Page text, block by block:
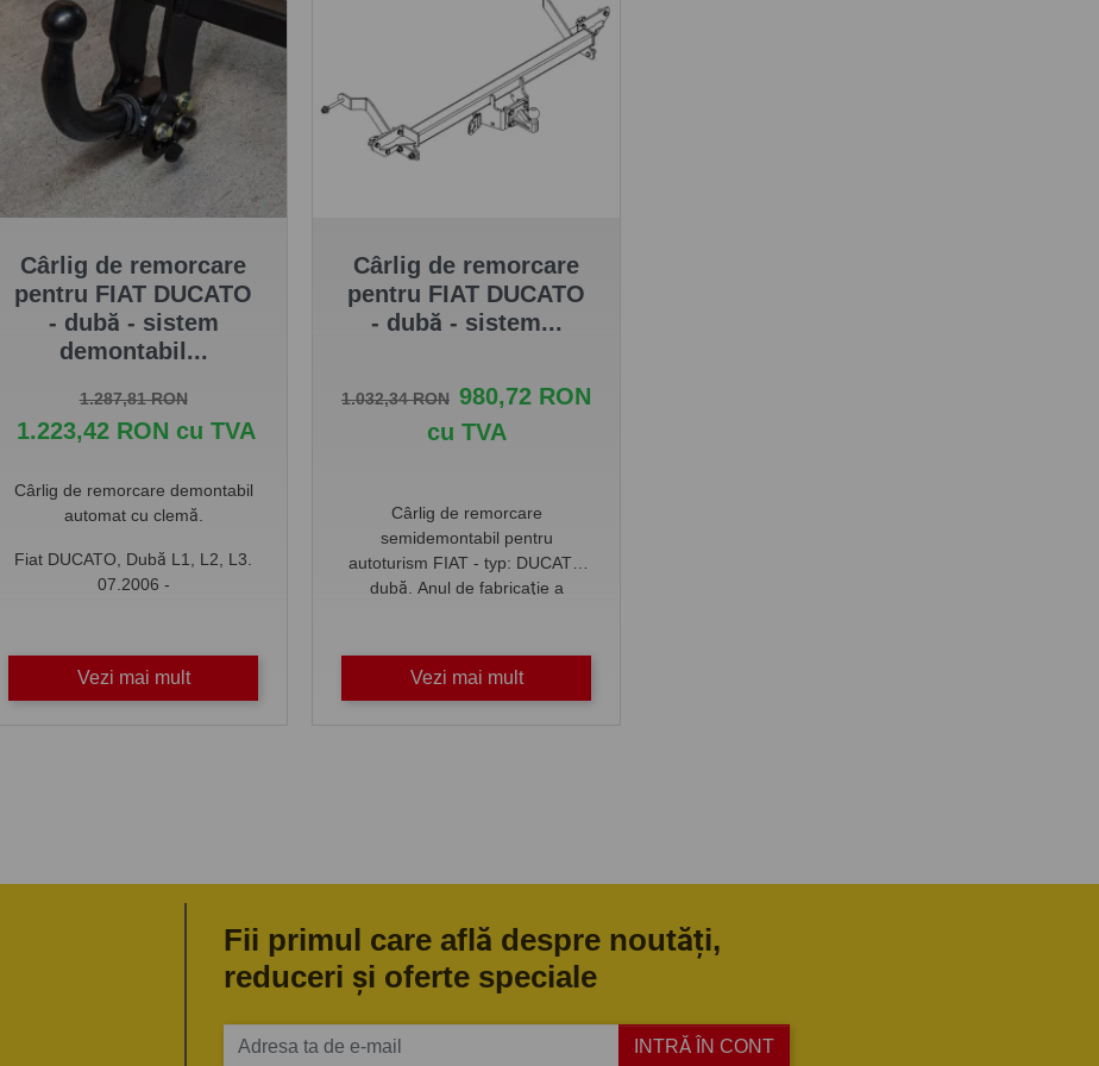
Cârlig de remorcare
pentru FIAT DUCATO
- dubă - sistem
demontabil...
Pret de baza
1.287,81 RONPret
1.223,42 RON cu TVA
Cârlig de remorcare demontabil
automat cu clemă.
Fiat DUCATO, Dubă L1, L2, L3.
07.2006 -
Vezi mai mult
Cârlig de remorcare
pentru FIAT DUCATO
- dubă - sistem...
Pret de baza
1.032,34 RON Pret
980,72 RON
cu TVA
Cârlig de remorcare
semidemontabil pentru
autoturism FIAT - typ: DUCATO
dubă. Anul de fabricaţie a
Vezi mai mult
Fii primul care află despre noutăți,
reduceri și oferte speciale
INTRĂ ÎN CONT